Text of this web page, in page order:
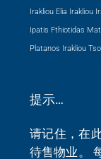
Irakliou Elia Irakliou
Ipatis Fthiotidas
Platanos Irakliou
提示…
请记住，在
待售物业。